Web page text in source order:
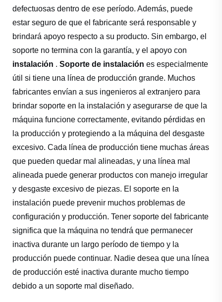
defectuosas dentro de ese período. Además, puede
estar seguro de que el fabricante será responsable y
brindará apoyo respecto a su producto. Sin embargo, el
soporte no termina con la garantía, y el apoyo con
instalación . Soporte de instalación es especialmente
útil si tiene una línea de producción grande. Muchos
fabricantes envían a sus ingenieros al extranjero para
brindar soporte en la instalación y asegurarse de que la
máquina funcione correctamente, evitando pérdidas en
la producción y protegiendo a la máquina del desgaste
excesivo. Cada línea de producción tiene muchas áreas
que pueden quedar mal alineadas, y una línea mal
alineada puede generar productos con manejo irregular
y desgaste excesivo de piezas. El soporte en la
instalación puede prevenir muchos problemas de
configuración y producción. Tener soporte del fabricante
significa que la máquina no tendrá que permanecer
inactiva durante un largo período de tiempo y la
producción puede continuar. Nadie desea que una línea
de producción esté inactiva durante mucho tiempo
debido a un soporte mal diseñado.